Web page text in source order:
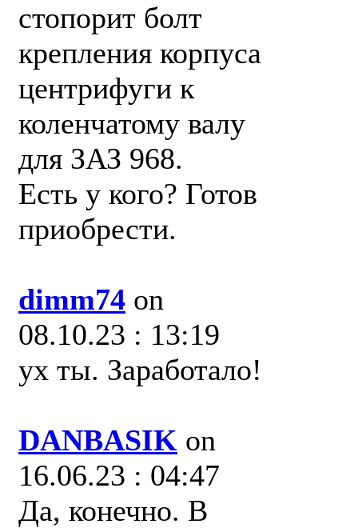
стопорит болт
крепления корпуса
центрифуги к
коленчатому валу
для ЗАЗ 968.
Есть у кого? Готов
приобрести.
dimm74 on
08.10.23 : 13:19
ух ты. Заработало!
DANBASIK on
16.06.23 : 04:47
Да, конечно. В